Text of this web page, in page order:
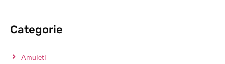
Categorie
Amuleti